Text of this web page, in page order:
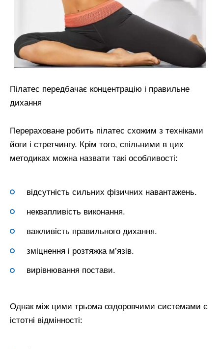
Пілатес передбачає концентрацію і правильне
дихання
Перераховане робить пілатес схожим з техніками
йоги і стретчингу. Крім того, спільними в цих
методиках можна назвати такі особливості:
відсутність сильних фізичних навантажень.
неквапливість виконання.
важливість правильного дихання.
зміцнення і розтяжка м’язів.
вирівнювання постави.
Однак між цими трьома оздоровчими системами є
істотні відмінності: